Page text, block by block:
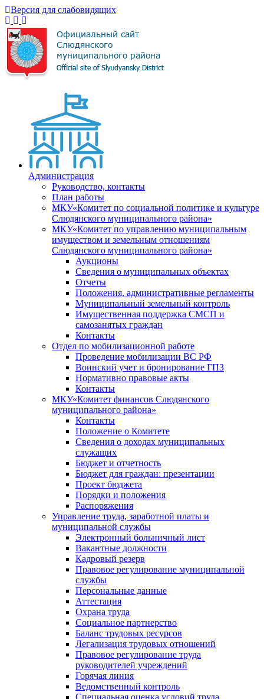
Версия для слабовидящих
Администрация
Руководство, контакты
План работы
МКУ«Комитет по социальной политике и культуре
Слюдянского муниципального района»
МКУ«Комитет по управлению муниципальным
имуществом и земельным отношениям
Слюдянского муниципального района»
Аукционы
Сведения о муниципальных объектах
Отчеты
Положения, административные регламенты
Муниципальный земельный контроль
Имущественная поддержка СМСП и
самозанятых граждан
Контакты
Отдел по мобилизационной работе
Проведение мобилизации ВС РФ
Воинский учет и бронирование ГПЗ
Нормативно правовые акты
Контакты
МКУ«Комитет финансов Слюдянского
муниципального района»
Контакты
Положение о Комитете
Сведения о доходах муниципальных
служащих
Бюджет и отчетность
Бюджет для граждан: презентации
Проект бюджета
Порядки и положения
Распоряжения
Управление труда, заработной платы и
муниципальной службы
Электронный больничный лист
Вакантные должности
Кадровый резерв
Правовое регулирование муниципальной
службы
Персональные данные
Аттестация
Охрана труда
Социальное партнерство
Баланс трудовых ресурсов
Легализация трудовых отношений
Правовое регулирование труда
руководителей учреждений
Горячая линия
Ведомственный контроль
Специальная оценка условий труда